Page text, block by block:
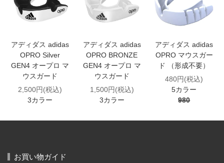
アディダス adidas
OPRO Silver
GEN4 オープロ マ
ウスガード
2,500円(税込)
3カラー
アディダス adidas
OPRO BRONZE
GEN4 オープロ マ
ウスガード
1,500円(税込)
3カラー
アディダス adidas
OPRO マウスガー
ド （形成不要）
480円(税込)
5カラー
980
お買い物ガイド